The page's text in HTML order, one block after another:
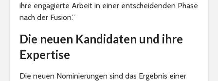
ihre engagierte Arbeit in einer entscheidenden Phase
nach der Fusion.”
Die neuen Kandidaten und ihre
Expertise
Die neuen Nominierungen sind das Ergebnis einer